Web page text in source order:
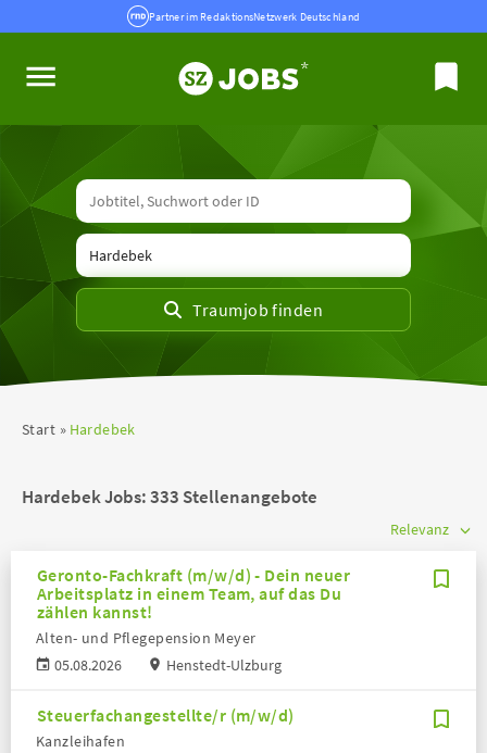
Partner im RedaktionsNetzwerk Deutschland
Start Hardebek
Hardebek Jobs:333 Stellenangebote
Geronto-Fachkraft (m/w/d) - Dein neuer
Arbeitsplatz in einem Team, auf das Du
zählen kannst!
05.08.2026
Alten- und Pflegepension Meyer
Henstedt-Ulzburg
Steuerfachangestellte/r (m/w/d)
Kanzleihafen